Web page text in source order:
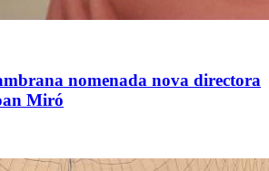
nomenada nova directora
Miró